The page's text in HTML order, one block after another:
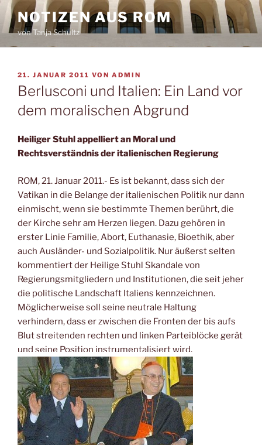
Zum
Inhalt
springen
NOTIZEN AUS ROM
von Tanja Schultz
VERÖFFENTLICHT
AM
21. JANUAR 2011 VON ADMIN
Berlusconi und Italien: Ein Land vor
dem moralischen Abgrund
Heiliger Stuhl appelliert an Moral und
Rechtsverständnis der italienischen Regierung
ROM, 21. Januar 2011.- Es ist bekannt, dass sich der
Vatikan in die Belange der italienischen Politik nur dann
einmischt, wenn sie bestimmte Themen berührt, die
der Kirche sehr am Herzen liegen. Dazu gehören in
erster Linie Familie, Abort, Euthanasie, Bioethik, aber
auch Ausländer- und Sozialpolitik. Nur äußerst selten
kommentiert der Heilige Stuhl Skandale von
Regierungsmitgliedern und Institutionen, die seit jeher
die politische Landschaft Italiens kennzeichnen.
Möglicherweise soll seine neutrale Haltung
verhindern, dass er zwischen die Fronten der bis aufs
Blut streitenden rechten und linken Parteiblöcke gerät
und seine Position instrumentalisiert wird.